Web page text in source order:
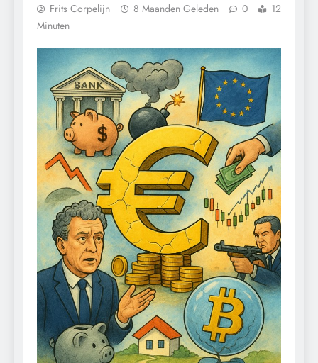
Frits Corpelijn 8 Maanden Geleden 0
12
Minuten